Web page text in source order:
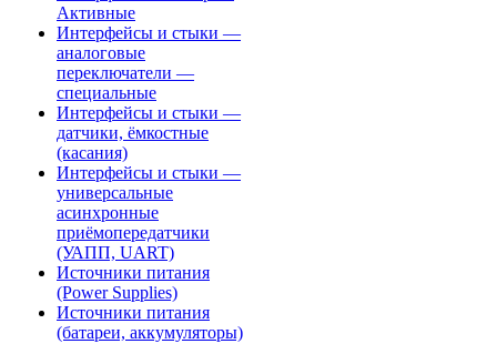
Активные
Интерфейсы и стыки —
аналоговые
переключатели —
специальные
Интерфейсы и стыки —
датчики, ёмкостные
(касания)
Интерфейсы и стыки —
универсальные
асинхронные
приёмопередатчики
(УАПП, UART)
Источники питания
(Power Supplies)
Источники питания
(батареи, аккумуляторы)